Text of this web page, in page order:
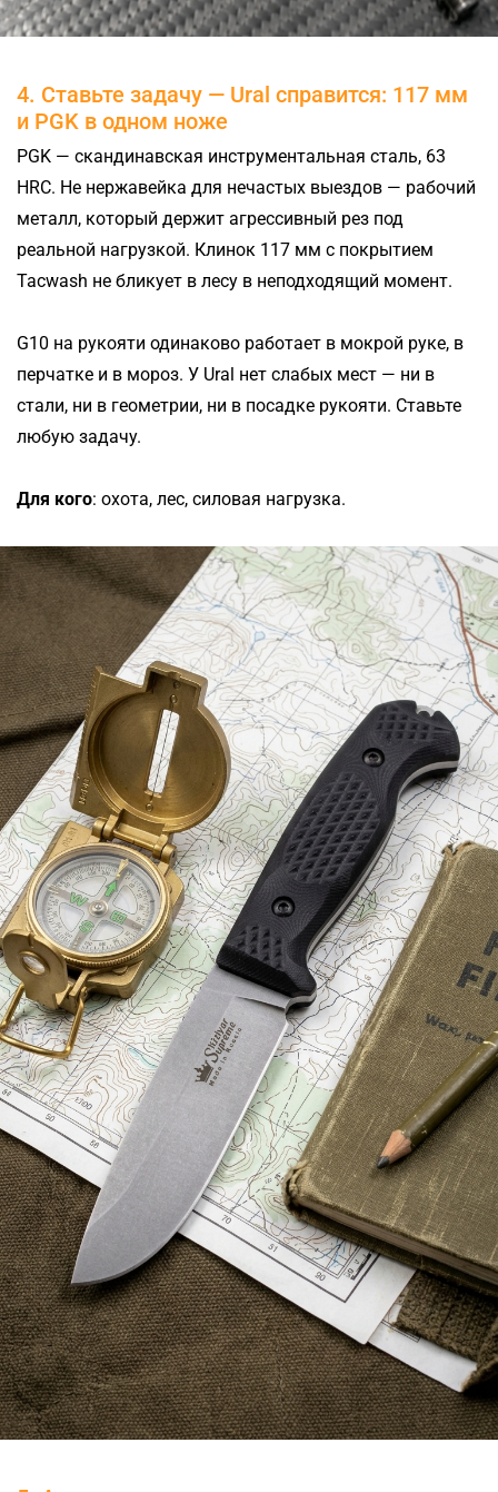
4. Ставьте задачу — Ural справится: 117 мм
и PGK в одном ноже
PGK — скандинавская инструментальная сталь, 63
HRC. Не нержавейка для нечастых выездов — рабочий
металл, который держит агрессивный рез под
реальной нагрузкой. Клинок 117 мм с покрытием
Tacwash не бликует в лесу в неподходящий момент.
G10 на рукояти одинаково работает в мокрой руке, в
перчатке и в мороз. У Ural нет слабых мест — ни в
стали, ни в геометрии, ни в посадке рукояти. Ставьте
любую задачу.
Для кого: охота, лес, силовая нагрузка.